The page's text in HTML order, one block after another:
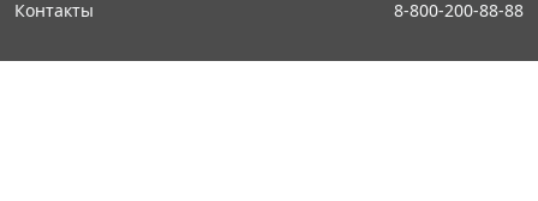
Контакты 8-800-200-88-88